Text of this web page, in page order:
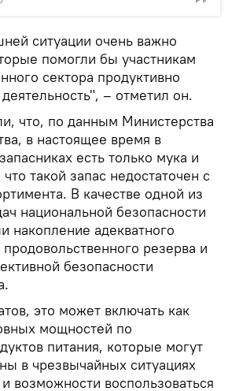
ситуации очень важно
помогли бы участникам
сектора продуктивно
– отметил он.
что, по данным Министерства
в настоящее время в
есть только мука и
такой запас недостаточен с
В качестве одной из
национальной безопасности
накопление адекватного
продовольственного резерва и
безопасности
это может включать как
мощностей по
питания, которые могут
в чрезвычайных ситуациях
возможности воспользоваться